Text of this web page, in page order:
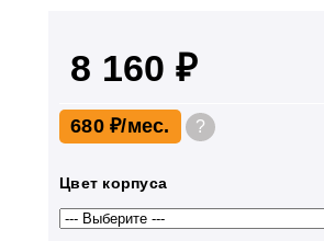
8 160 ₽
680 ₽ ?
Цвет корпуса